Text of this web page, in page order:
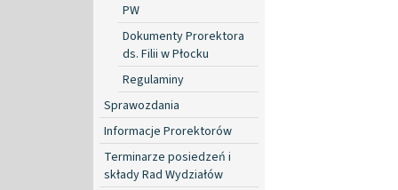
PW
Dokumenty Prorektora
ds. Filii w Płocku
Regulaminy
Sprawozdania
Informacje Prorektorów
Terminarze posiedzeń i
składy Rad Wydziałów